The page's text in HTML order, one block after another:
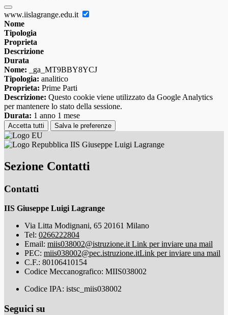
www.iislagrange.edu.it
Nome
Tipologia
Proprieta
Descrizione
Durata
Nome: _ga_MT9BBY8YCJ
Tipologia: analitico
Proprieta: Prime Parti
Descrizione: Questo cookie viene utilizzato da Google Analytics
per mantenere lo stato della sessione.
Durata: 1 anno 1 mese
Accetta tutti Salva le preferenze
IIS Giuseppe Luigi Lagrange
Sezione Contatti
Contatti
IIS Giuseppe Luigi Lagrange
Via Litta Modignani, 65 20161 Milano
Tel: 0266222804
Email: miis038002@istruzione.it Link per inviare una mail
PEC: miis038002@pec.istruzione.itLink per inviare una mail
C.F.: 80106410154
Codice Meccanografico: MIIS038002
Codice IPA: istsc_miis038002
Seguici su